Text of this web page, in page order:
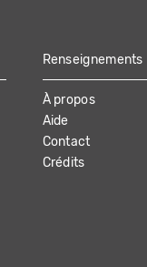
Renseignements
À propos
Aide
Contact
Crédits